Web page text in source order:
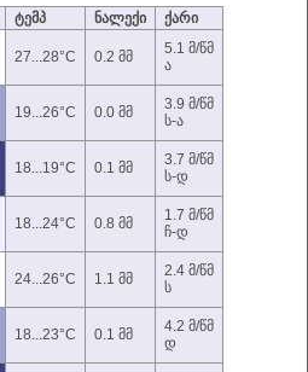
ტემპ ნალექი ქარი
27...28°C 0.2 მმ
5.1 მ/წმ
ა
19...26°C 0.0 მმ
3.9 მ/წმ
ს-ა
18...19°C 0.1 მმ
3.7 მ/წმ
ს-დ
18...24°C 0.8 მმ
1.7 მ/წმ
ჩ-დ
24...26°C 1.1 მმ
2.4 მ/წმ
ს
18...23°C 0.1 მმ
4.2 მ/წმ
დ